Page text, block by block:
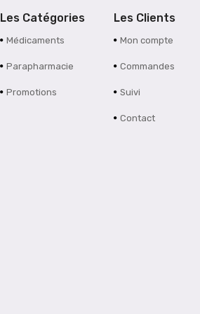
Les Catégories
Médicaments
Parapharmacie
Promotions
Les Clients
Mon compte
Commandes
Suivi
Contact